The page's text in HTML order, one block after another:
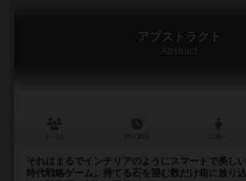
アブストラクト
Abstract
それはまるでインテリアのようにスマートで美し
時代戦略ゲーム。持てる石を望む数だけ箱に放り